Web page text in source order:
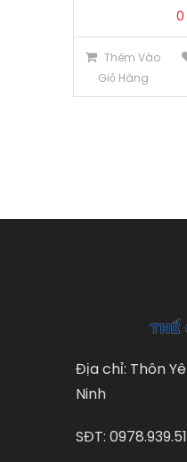
0
Thêm Vào
Giỏ Hàng
Địa chỉ: Thôn
Ninh
SĐT: